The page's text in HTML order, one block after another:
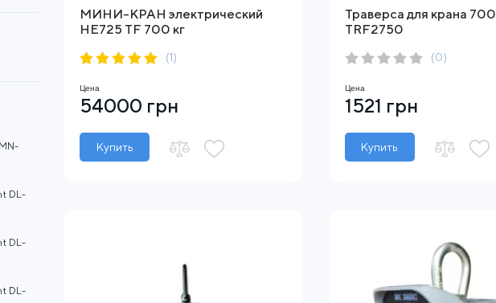
DL-
DL-
DL-
МИНИ-КРАН электрический
HE725 TF 700 кг
(1)
Цена
54000 грн
Купить
Траверса для крана
TRF2750
(0)
Цена
1521 грн
Купить